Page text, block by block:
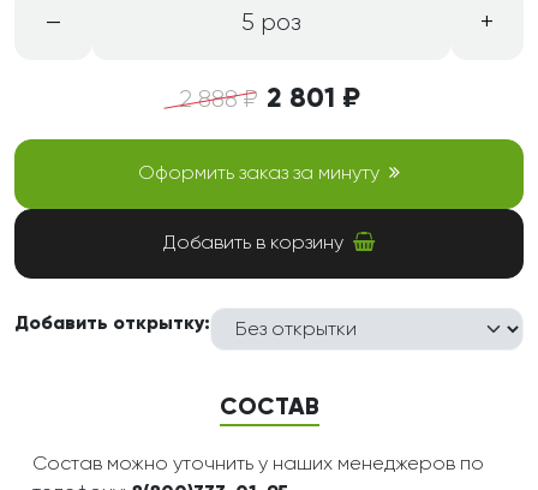
– 5 роз +
2 888 ₽ 2 801 ₽
Оформить заказ за минуту
Добавить в корзину
Добавить открытку:
СОСТАВ
Состав можно уточнить у наших менеджеров по